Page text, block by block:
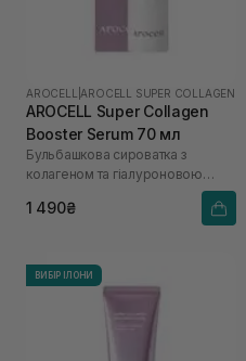
AROCELL AROCELL SUPER COLLAGEN
AROCELL Super Collagen
Booster Serum 70 мл
Бульбашкова сироватка з
колагеном та гіалуроновою
1 490₴
ВИБІР ІЛОНИ